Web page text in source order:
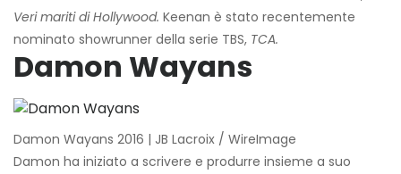
Veri mariti di Hollywood. Keenan è stato recentemente
nominato showrunner della serie TBS, TCA.
Damon Wayans
Damon Wayans 2016 | JB Lacroix / WireImage
Damon ha iniziato a scrivere e produrre insieme a suo